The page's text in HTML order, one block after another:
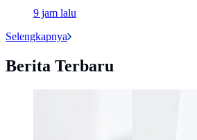
9 jam lalu
Selengkapnya
Berita Terbaru